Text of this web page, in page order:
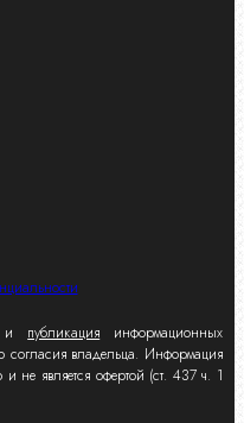
и публикация информационных
согласия владельца. Информация
не является офертой (ст. 437 ч. 1